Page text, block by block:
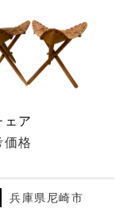
ェア
価格
兵庫県尼崎市